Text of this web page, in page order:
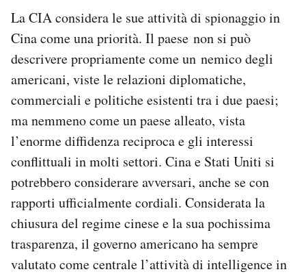
La CIA considera le sue attività di spionaggio in
Cina come una priorità. Il paese non si può
descrivere propriamente come un nemico degli
americani, viste le relazioni diplomatiche,
commerciali e politiche esistenti tra i due paesi;
ma nemmeno come un paese alleato, vista
l’enorme diffidenza reciproca e gli interessi
conflittuali in molti settori. Cina e Stati Uniti si
potrebbero considerare avversari, anche se con
rapporti ufficialmente cordiali. Considerata la
chiusura del regime cinese e la sua pochissima
trasparenza, il governo americano ha sempre
valutato come centrale l’attività di intelligence in